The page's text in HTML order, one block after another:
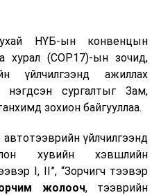
НҮБ-ын конвенцын
хурал (COP17)-ын зочид,
үйлчилгээнд ажиллах
нэгдсэн сургалтыг Зам,
зохион байгууллаа.
үйлчилгээнд
хувийн хэвшлийн
I, II”, “Зорчигч тээвэр
жолооч, тээврийн